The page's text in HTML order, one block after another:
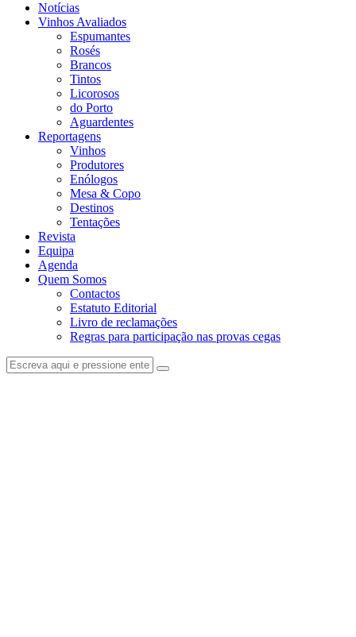
Notícias
Vinhos Avaliados
Espumantes
Rosés
Brancos
Tintos
Licorosos
do Porto
Aguardentes
Reportagens
Vinhos
Produtores
Enólogos
Mesa & Copo
Destinos
Tentações
Revista
Equipa
Agenda
Quem Somos
Contactos
Estatuto Editorial
Livro de reclamações
Regras para participação nas provas cegas